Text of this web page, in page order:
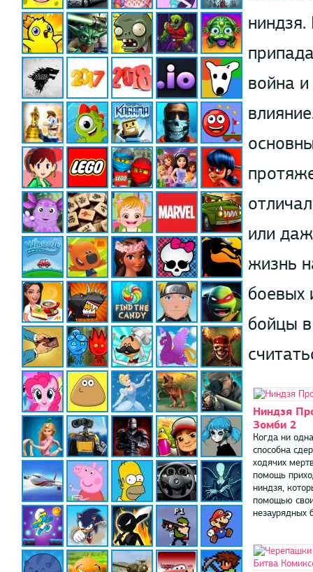
война
или
жизнь
боевых
бойцы
Ниндзя
Зомби 2
Когда ни
способна
ходячих
помощь
ниндзя,
помощью
незаурядных